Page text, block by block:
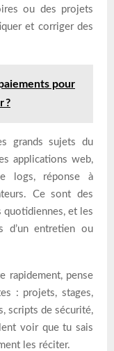
ou des projets
et corriger des
pour
?
grands sujets du
applications web,
logs, réponse à
Ce sont des
quotidiennes, et les
d’un entretien ou
rapidement, pense
: projets, stages,
scripts de sécurité,
voir que tu sais
les réciter.